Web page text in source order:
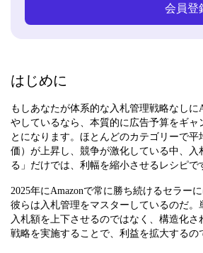
会員登
はじめに
もしあなたが体系的な入札管理戦略なしに
やしているなら、本質的に広告予算をギャ
とになります。ほとんどのカテゴリーで平
価）が上昇し、競争が激化している中、入
る」だけでは、利幅を縮小させるレシピで
2025年にAmazonで常に勝ち続けるセラー
彼らは入札管理をマスターしているのだ。
入札額を上下させるのではなく、構造化
戦略を実施することで、利益を拡大するの